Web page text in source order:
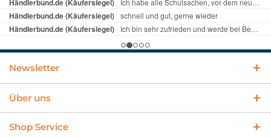
Newsletter
Über uns
Shop Service